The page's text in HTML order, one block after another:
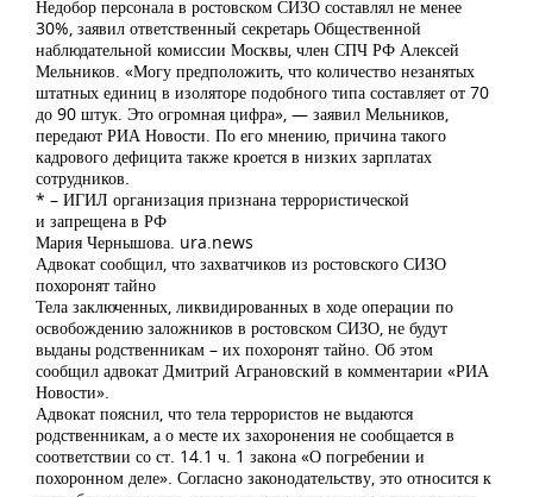
Недобор персонала в ростовском СИЗО составлял не менее
30%, заявил ответственный секретарь Общественной
наблюдательной комиссии Москвы, член СПЧ РФ Алексей
Мельников. «Могу предположить, что количество незанятых
штатных единиц в изоляторе подобного типа составляет от 70
до 90 штук. Это огромная цифра», — заявил Мельников,
передают РИА Новости. По его мнению, причина такого
кадрового дефицита также кроется в низких зарплатах
сотрудников.
* – ИГИЛ организация признана террористической
и запрещена в РФ
Мария Чернышова. ura.news
Адвокат сообщил, что захватчиков из ростовского СИЗО
похоронят тайно
Тела заключенных, ликвидированных в ходе операции по
освобождению заложников в ростовском СИЗО, не будут
выданы родственникам – их похоронят тайно. Об этом
сообщил адвокат Дмитрий Аграновский в комментарии «РИА
Новости».
Адвокат пояснил, что тела террористов не выдаются
родственникам, а о месте их захоронения не сообщается в
соответствии со ст. 14.1 ч. 1 закона «О погребении и
похоронном деле». Согласно законодательству, это относится к